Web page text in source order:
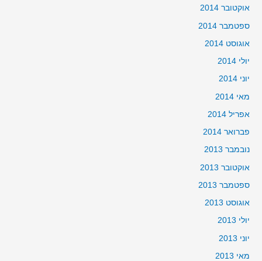
אוקטובר 2014
ספטמבר 2014
אוגוסט 2014
יולי 2014
יוני 2014
מאי 2014
אפריל 2014
פברואר 2014
נובמבר 2013
אוקטובר 2013
ספטמבר 2013
אוגוסט 2013
יולי 2013
יוני 2013
מאי 2013